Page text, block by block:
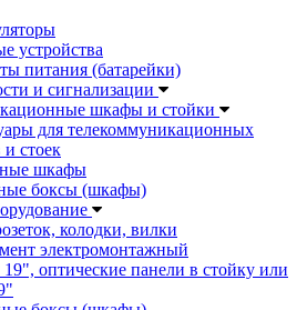
устройства
питания (батарейки)
и сигнализации
шкафы и стойки
для телекоммуникационных
стоек
шкафы
боксы (шкафы)
колодки, вилки
электромонтажный
оптические панели в стойку или